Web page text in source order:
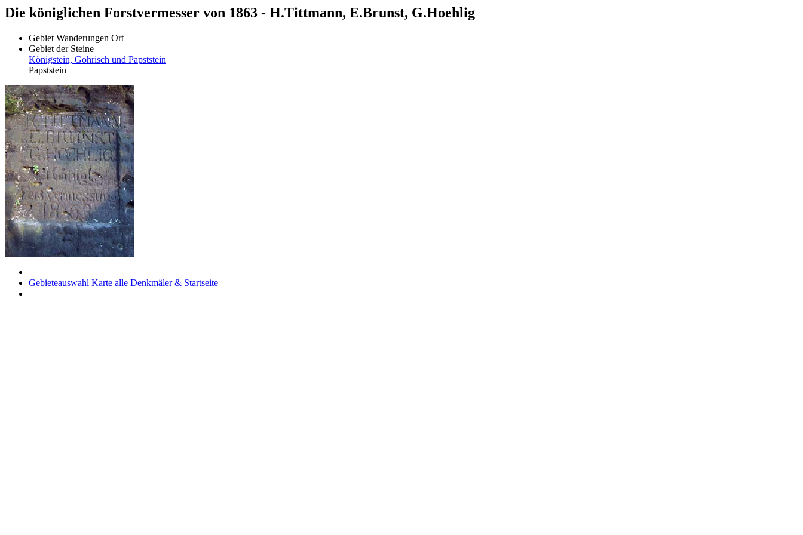
Die königlichen Forstvermesser von 1863 - H.Tittmann, E.Brunst, G.Hoehlig
Gebiet Wanderungen Ort
Gebiet der Steine
Königstein, Gohrisch und Papststein
Papststein
Gebieteauswahl Karte alle Denkmäler & Startseite